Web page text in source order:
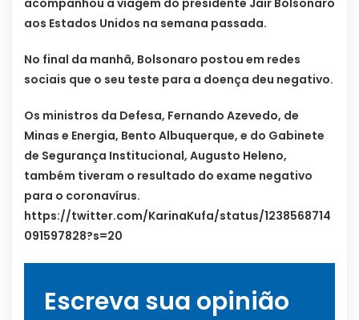
acompanhou a viagem do presidente Jair Bolsonaro
aos Estados Unidos na semana passada.
No final da manhã, Bolsonaro postou em redes
sociais que o seu teste para a doença deu negativo.
Os ministros da Defesa, Fernando Azevedo, de
Minas e Energia, Bento Albuquerque, e do Gabinete
de Segurança Institucional, Augusto Heleno,
também tiveram o resultado do exame negativo
para o coronavírus.
https://twitter.com/KarinaKufa/status/1238568714
091597828?s=20
Escreva sua opinião